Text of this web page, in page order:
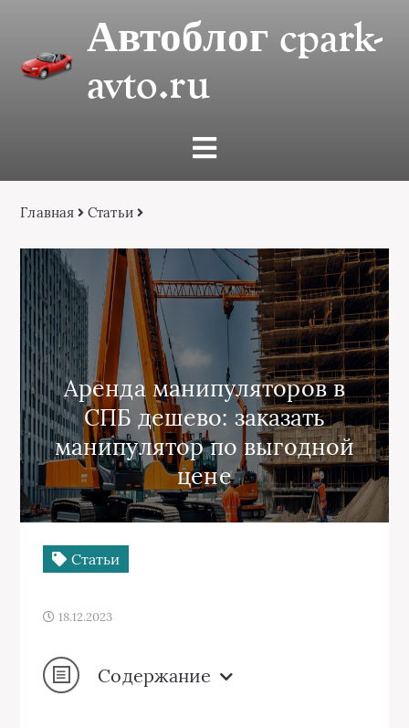
Автоблог cpark-
avto.ru
Главная Статьи
Аренда манипуляторов в
СПБ дешево: заказать
манипулятор по выгодной
цене
Статьи
18.12.2023
Содержание